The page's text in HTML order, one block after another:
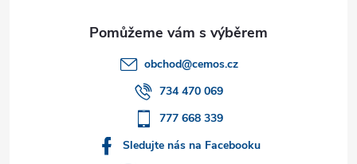
obchod@cemos.cz
734 470 069
777 668 339
Sledujte nás na Facebooku